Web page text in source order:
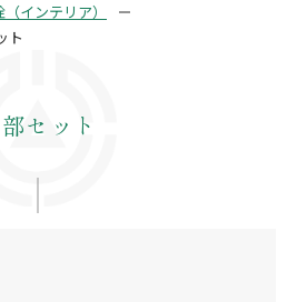
インテリア）
ト
部セット